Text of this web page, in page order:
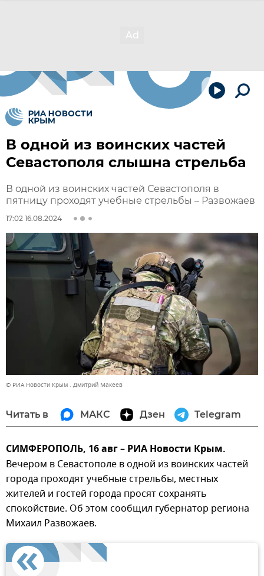
В одной из воинских частей
Севастополя слышна стрельба
В одной из воинских частей Севастополя в
пятницу проходят учебные стрельбы – Развожаев
17:02 16.08.2024
© РИА Новости Крым . Дмитрий Макеев
Читать в МАКС Дзен Telegram
СИМФЕРОПОЛЬ, 16 авг – РИА Новости Крым.
Вечером в Севастополе в одной из воинских частей
города проходят учебные стрельбы, местных
жителей и гостей города просят сохранять
спокойствие. Об этом сообщил губернатор региона
Михаил Развожаев.